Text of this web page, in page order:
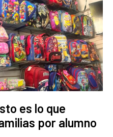
es lo que
por alumno